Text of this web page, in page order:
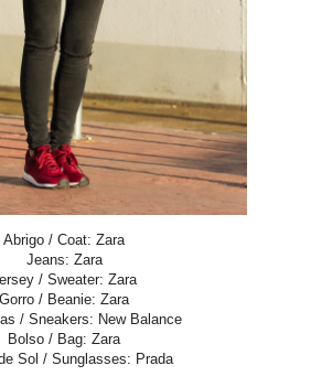
Abrigo / Coat: Zara
Jeans: Zara
/ Sweater: Zara
Gorro / Beanie: Zara
/ Sneakers: New Balance
Bolso / Bag: Zara
Sol / Sunglasses: Prada